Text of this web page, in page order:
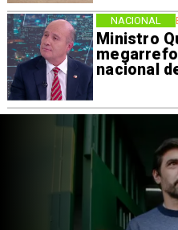
Ministro
nacional
NACIONAL